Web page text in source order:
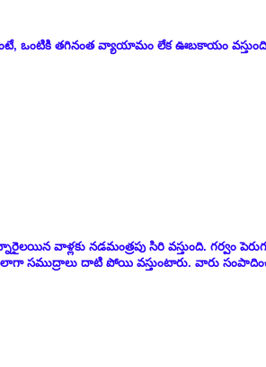
ఒంటికి తగినంత వ్యాయామం లేక ఊబకాయం
వాళ్లకు నడమంత్రపు సిరి వస్తుంది. గర్వం
సముద్రాలు దాటి పోయి వస్తుంటారు. వారు